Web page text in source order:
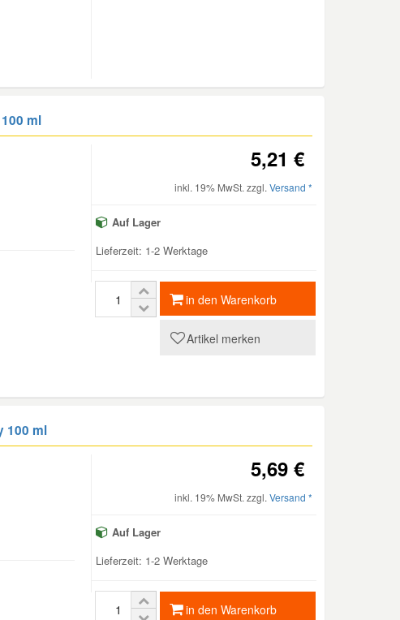
ml
5,21 €
inkl. 19% MwSt. zzgl. Versand *
Auf Lager
Lieferzeit: 1-2 Werktage
in den Warenkorb
Artikel merken
100 ml
5,69 €
inkl. 19% MwSt. zzgl. Versand *
Auf Lager
Lieferzeit: 1-2 Werktage
in den Warenkorb